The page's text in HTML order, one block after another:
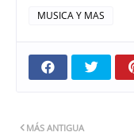
MUSICA Y MAS
MÁS ANTIGUA